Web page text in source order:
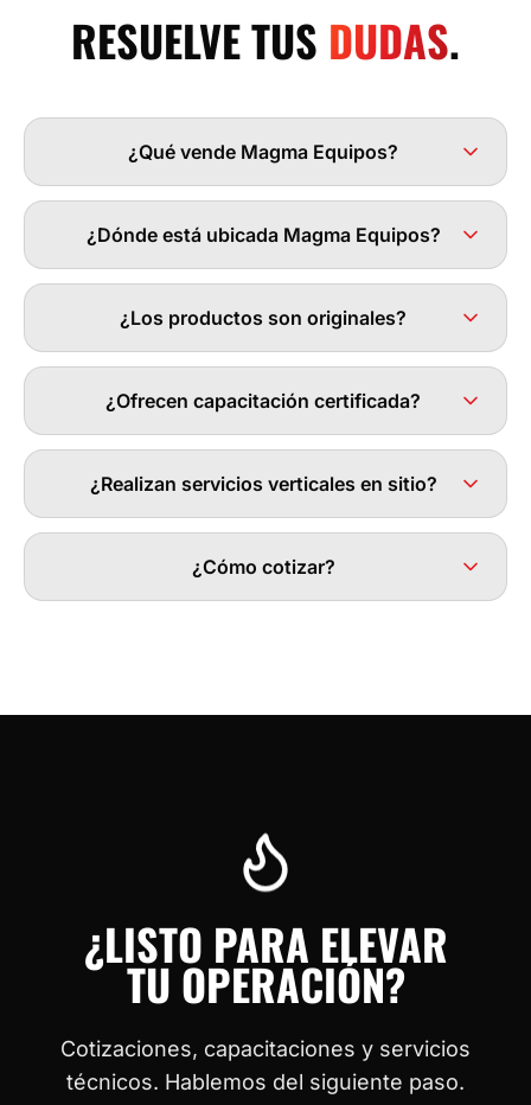
RESUELVE TUS DUDAS.
¿Qué vende Magma Equipos?
¿Dónde está ubicada Magma Equipos?
¿Los productos son originales?
¿Ofrecen capacitación certificada?
¿Realizan servicios verticales en sitio?
¿Cómo cotizar?
¿LISTO PARA ELEVAR
TU OPERACIÓN?
Cotizaciones, capacitaciones y servicios
técnicos. Hablemos del siguiente paso.